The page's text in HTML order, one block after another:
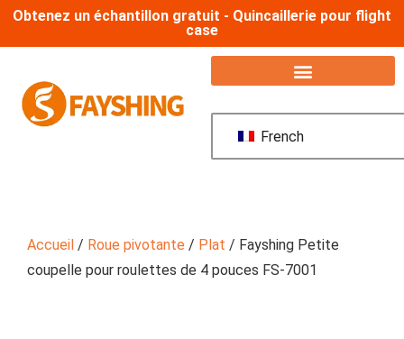
Obtenez un échantillon gratuit - Quincaillerie pour flight
case
French
Accueil / Roue pivotante / Plat / Fayshing Petite
coupelle pour roulettes de 4 pouces FS-7001